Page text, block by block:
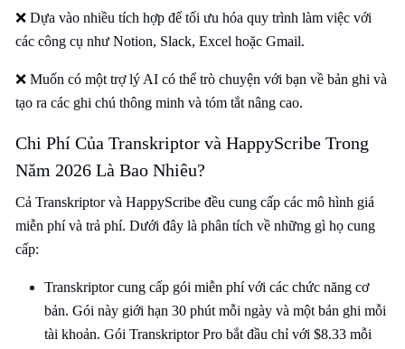
❌ Dựa vào nhiều tích hợp để tối ưu hóa quy trình làm việc với
các công cụ như Notion, Slack, Excel hoặc Gmail.
❌ Muốn có một trợ lý AI có thể trò chuyện với bạn về bản ghi và
tạo ra các ghi chú thông minh và tóm tắt nâng cao.
Chi Phí Của Transkriptor và HappyScribe Trong
Năm 2026 Là Bao Nhiêu?
Cả Transkriptor và HappyScribe đều cung cấp các mô hình giá
miễn phí và trả phí. Dưới đây là phân tích về những gì họ cung
cấp:
Transkriptor cung cấp gói miễn phí với các chức năng cơ
bản. Gói này giới hạn 30 phút mỗi ngày và một bản ghi mỗi
tài khoản. Gói Transkriptor Pro bắt đầu chỉ với $8.33 mỗi